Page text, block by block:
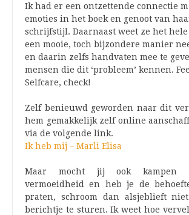
Ik had er een ontzettende connectie
emoties in het boek en genoot van
schrijfstijl. Daarnaast weet ze het
een mooie, toch bijzondere manier
en daarin zelfs handvaten mee te
mensen die dit ‘probleem’ kennen.
Selfcare, check!
Zelf benieuwd geworden naar dit
hem gemakkelijk zelf online
via de volgende link.
Ik heb mij – Marli Elisa
Maar mocht jij ook kampen
vermoeidheid en heb je de
praten, schroom dan alsjeblieft
berichtje te sturen. Ik weet hoe